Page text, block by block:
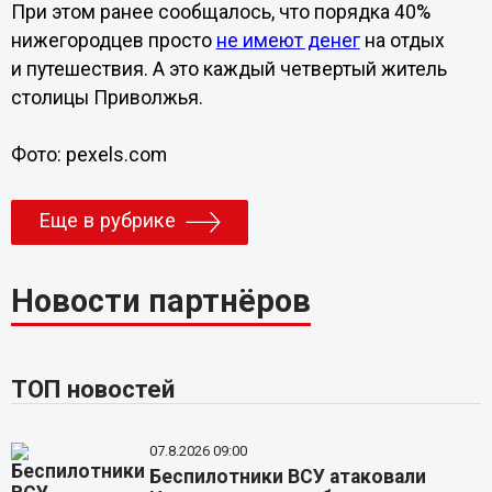
При этом ранее сообщалось, что порядка 40%
нижегородцев просто не имеют денегна отдых
и путешествия. А это каждый четвертый житель
столицы Приволжья.
Фото: pexels.com
Еще в рубрике
Новости партнёров
ТОП новостей
07.8.2026 09:00
Беспилотники ВСУ атаковали